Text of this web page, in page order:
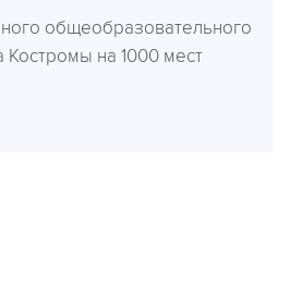
общеобразовательного
на 1000 мест